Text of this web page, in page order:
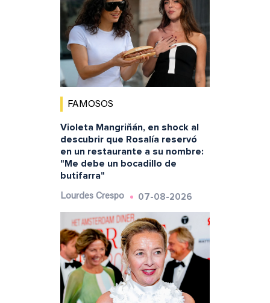
FAMOSOS
Violeta Mangriñán, en shock al
descubrir que Rosalía reservó
en un restaurante a su nombre:
"Me debe un bocadillo de
butifarra"
Lourdes Crespo 07-08-2026